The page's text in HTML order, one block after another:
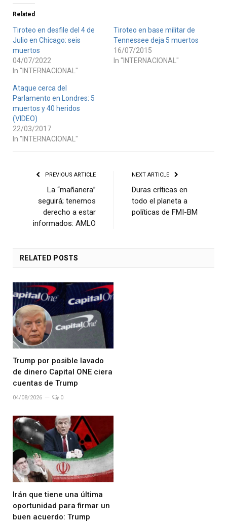
Related
Tiroteo en desfile del 4 de
Julio en Chicago: seis
muertos
04/07/2022
In "INTERNACIONAL"
Tiroteo en base militar de
Tennessee deja 5 muertos
16/07/2015
In "INTERNACIONAL"
Ataque cerca del
Parlamento en Londres: 5
muertos y 40 heridos
(VIDEO)
22/03/2017
In "INTERNACIONAL"
PREVIOUS ARTICLE
La “mañanera”
seguirá; tenemos
derecho a estar
informados: AMLO
NEXT ARTICLE
Duras críticas en
todo el planeta a
políticas de FMI-BM
RELATED POSTS
Trump por posible lavado
de dinero Capital ONE ciera
cuentas de Trump
04/08/2026 0
Irán que tiene una última
oportunidad para firmar un
buen acuerdo: Trump